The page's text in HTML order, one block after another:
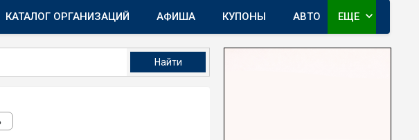
КАТАЛОГ ОРГАНИЗАЦИЙ АФИША КУПОНЫ АВТО
ГАЙ.РФ В TELEGRAM
ЕЩЕ expand_more